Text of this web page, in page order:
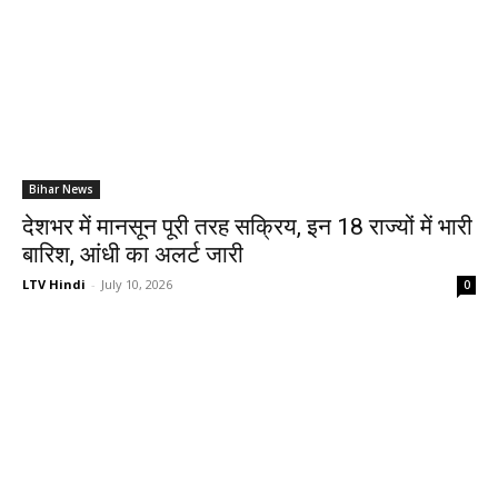
Bihar News
देशभर में मानसून पूरी तरह सक्रिय, इन 18 राज्यों में भारी
बारिश, आंधी का अलर्ट जारी
LTV Hindi - July 10, 2026 0